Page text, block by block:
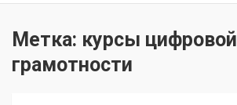
Метка: курсы цифровой
грамотности